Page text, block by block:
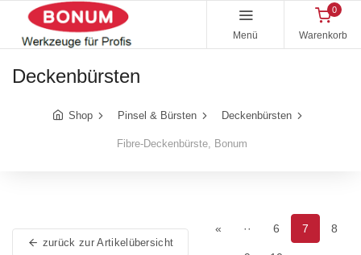
Menü
0
Warenkorb
Deckenbürsten
Shop Pinsel & Bürsten Deckenbürsten
Fibre-Deckenbürste, Bonum
zurück zur Artikelübersicht
« ·· 6 7 8